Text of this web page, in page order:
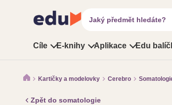
Jaký předmět hledáte?
Cíle E-knihy Aplikace Edu
Kartičky a modelovky Cerebro
Zpět do somatologie